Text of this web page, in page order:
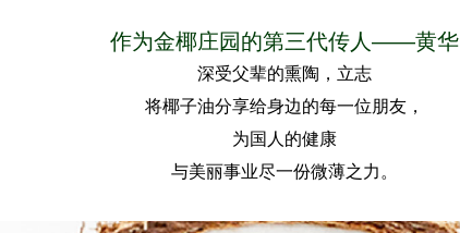
作为金椰庄园的第三代传人——黄华
深受父辈的熏陶，立志
将椰子油分享给身边的每一位朋友，
为国人的健康
与美丽事业尽一份微薄之力。